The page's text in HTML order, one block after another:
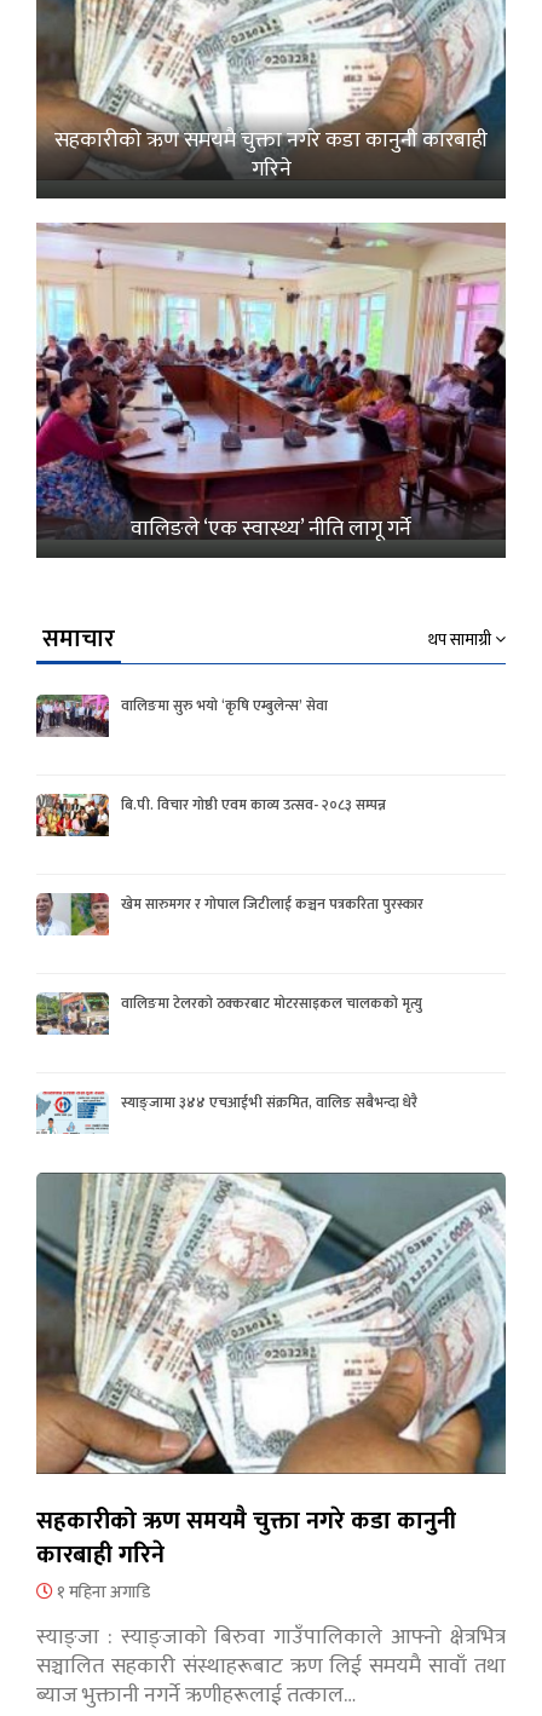
सहकारीको ऋण समयमै चुक्ता नगरे कडा कानुनी कारबाही
गरिने
वालिङले ‘एक स्वास्थ्य’ नीति लागू गर्ने
समाचार थप सामाग्री
वालिङमा सुरु भयो ‘कृषि एम्बुलेन्स’ सेवा
बि.पी. विचार गोष्ठी एवम काव्य उत्सव- २०८३ सम्पन्न
खेम सारुमगर र गोपाल जिटीलाई कञ्चन पत्रकरिता पुरस्कार
वालिङमा टेलरको ठक्करबाट मोटरसाइकल चालकको मृत्यु
स्याङ्जामा ३४४ एचआईभी संक्रमित, वालिङ सबैभन्दा धेरै
सहकारीको ऋण समयमै चुक्ता नगरे कडा कानुनी
कारबाही गरिने
१ महिना अगाडि
स्याङ्जा : स्याङ्जाको बिरुवा गाउँपालिकाले आफ्नो क्षेत्रभित्र
सञ्चालित सहकारी संस्थाहरूबाट ऋण लिई समयमै सावाँ तथा
ब्याज भुक्तानी नगर्ने ऋणीहरूलाई तत्काल…